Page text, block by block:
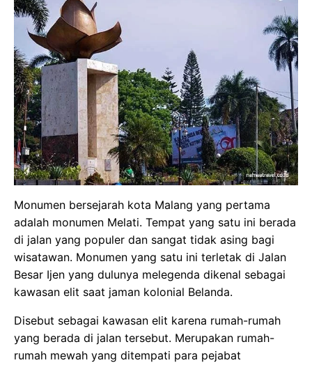
Monumen bersejarah kota Malang yang pertama
adalah monumen Melati. Tempat yang satu ini berada
di jalan yang populer dan sangat tidak asing bagi
wisatawan. Monumen yang satu ini terletak di Jalan
Besar Ijen yang dulunya melegenda dikenal sebagai
kawasan elit saat jaman kolonial Belanda.
Disebut sebagai kawasan elit karena rumah-rumah
yang berada di jalan tersebut. Merupakan rumah-
rumah mewah yang ditempati para pejabat